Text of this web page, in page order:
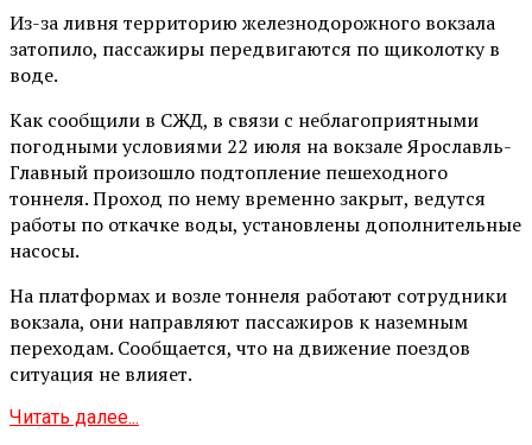
Из-за ливня территорию железнодорожного вокзала
затопило, пассажиры передвигаются по щиколотку в
воде.
Как сообщили в СЖД, в связи с неблагоприятными
погодными условиями 22 июля на вокзале Ярославль-
Главный произошло подтопление пешеходного
тоннеля. Проход по нему временно закрыт, ведутся
работы по откачке воды, установлены дополнительные
насосы.
На платформах и возле тоннеля работают сотрудники
вокзала, они направляют пассажиров к наземным
переходам. Сообщается, что на движение поездов
ситуация не влияет.
Читать далее...